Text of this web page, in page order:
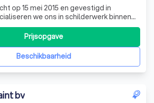
op 15 mei 2015 en gevestigd in
we ons in schilderwerk binnen
verfroller technieken, spuiten (latex),
Ons doel is om uw ruimte te
vakmanschap en precisie. Vraag
gratis offerte aan.
Beschikbaarheid
Prijsopgave
bv